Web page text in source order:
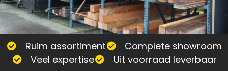
Ruim assortiment
Complete showroom
Veel expertise
Uit voorraad leverbaar